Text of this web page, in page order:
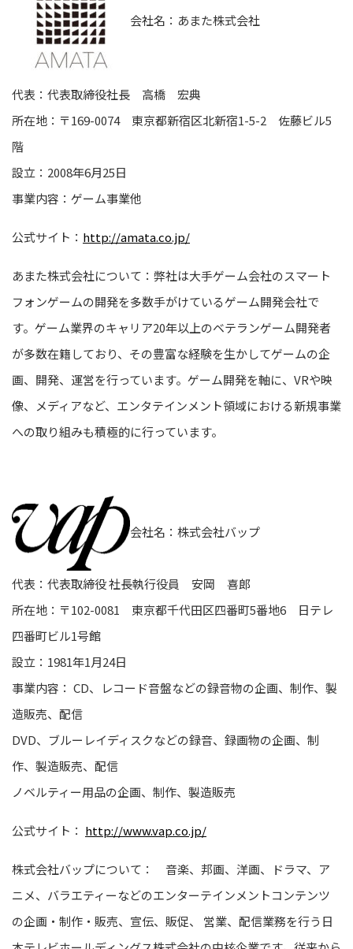
会社名：あまた株式会社
代表：代表取締役社長 高橋 宏典
所在地：〒169-0074 東京都新宿区北新宿1-5-2 佐藤ビル5
階
設立：2008年6月25日
事業内容：ゲーム事業他
公式サイト： http://amata.co.jp/
あまた株式会社について：弊社は大手ゲーム会社のスマート
フォンゲームの開発を多数手がけているゲーム開発会社で
す。ゲーム業界のキャリア20年以上のベテランゲーム開発者
が多数在籍しており、その豊富な経験を生かしてゲームの企
画、開発、運営を行っています。ゲーム開発を軸に、VRや映
像、メディアなど、エンタテインメント領域における新規事業
への取り組みも積極的に行っています。
会社名：株式会社バップ
代表：代表取締役 社長執行役員 安岡 喜郎
所在地：〒102-0081 東京都千代田区四番町5番地6 日テレ
四番町ビル1号館
設立：1981年1月24日
事業内容： CD、レコード音盤などの録音物の企画、制作、製
造販売、配信
DVD、ブルーレイディスクなどの録音、録画物の企画、制
作、製造販売、配信
ノベルティー用品の企画、制作、製造販売
公式サイト： http://www.vap.co.jp/
株式会社バップについて： 音楽、邦画、洋画、ドラマ、ア
ニメ、バラエティーなどのエンターテインメントコンテンツ
の企画・制作・販売、宣伝、販促、 営業、配信業務を行う日